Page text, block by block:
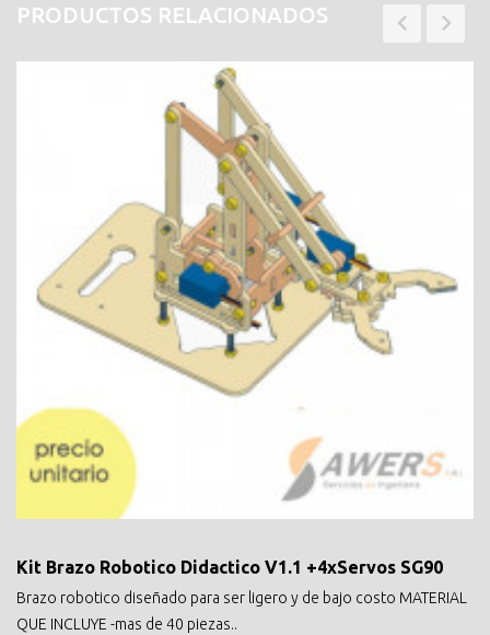
PRODUCTOS RELACIONADOS
Kit Brazo Robotico Didactico V1.1 +4xServos SG90
Brazo robotico diseñado para ser ligero y de bajo costo MATERIAL
QUE INCLUYE -mas de 40 piezas..